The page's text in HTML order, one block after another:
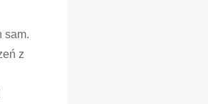
sam.
z